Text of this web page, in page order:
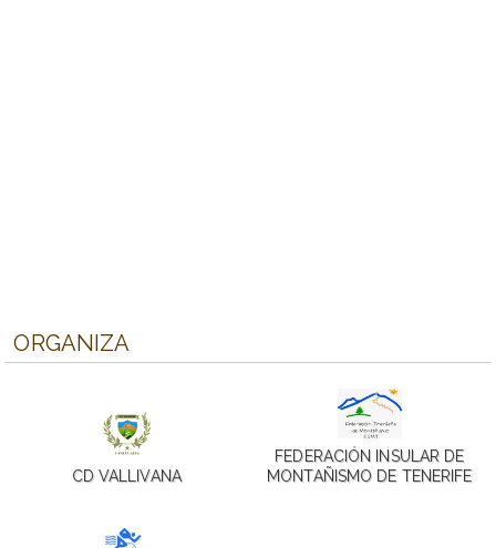
ORGANIZA
CD VALLIVANA
FEDERACIÓN INSULAR DE
MONTAÑISMO DE TENERIFE